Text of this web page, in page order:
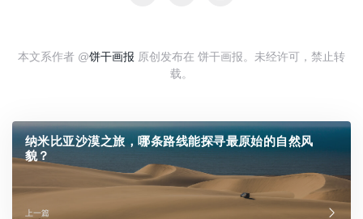
本文系作者 @饼干画报 原创发布在 饼干画报。未经许可，禁止转
载。
纳米比亚沙漠之旅，哪条路线能探寻最原始的自然风
貌？
上一篇